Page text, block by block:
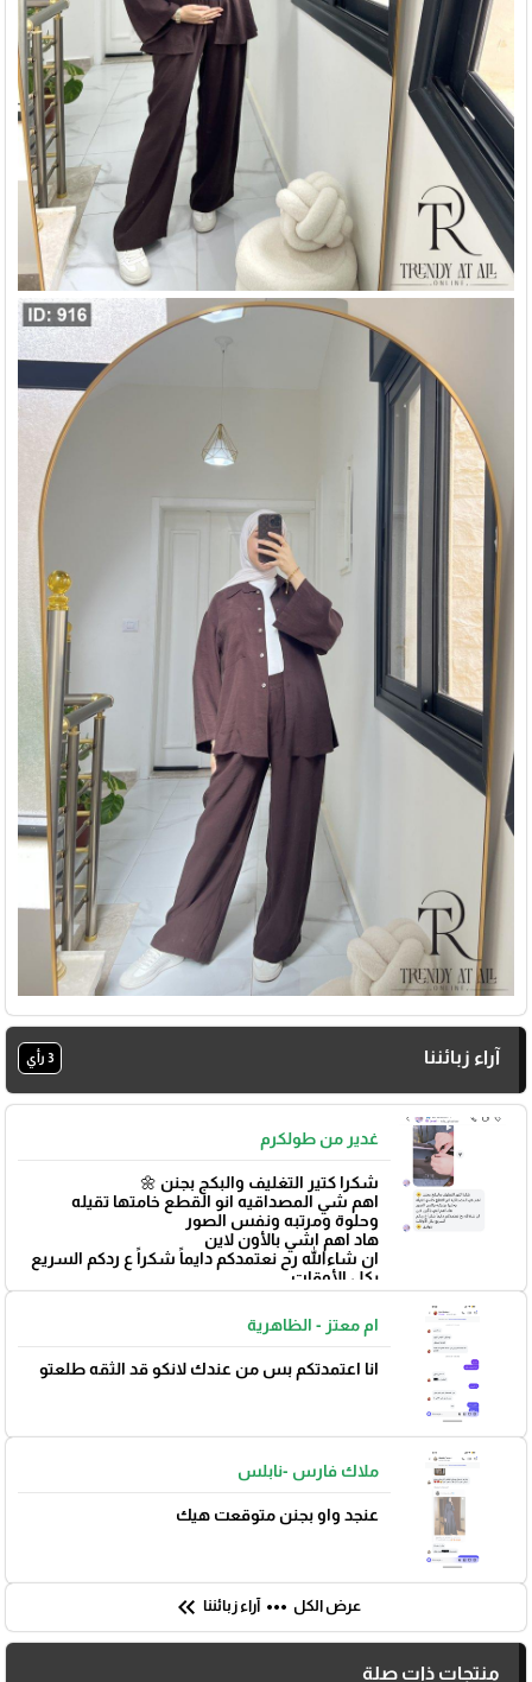
آراء زبائننا 3 رأي
غدير من طولكرم
شكرا كتير التغليف والبكج بجنن 🌼
اهم شي المصداقيه انو القطع خامتها تقيله
وحلوة ومرتبه ونفس الصور
هاد اهم اشي بالأون لاين
ان شاءالله رح نعتمدكم دايماً شكراً ع ردكم السريع
بكل الأوقات
بتوفيق 🌼
ام معتز - الظاهرية
انا اعتمدتكم بس من عندك لانكو قد الثقه طلعتو
ملاك فارس -نابلس
عنجد واو بجنن متوقعت هيك
عرض الكل more_horiz آراء زبائننا keyboard_double_arrow_left
منتجات ذات صلة